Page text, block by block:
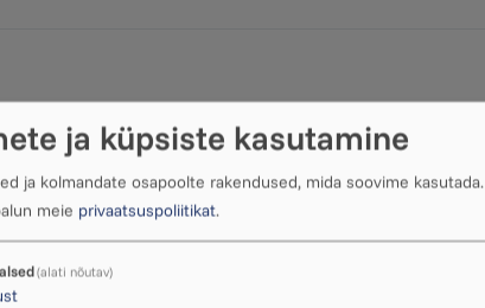
ja küpsiste kasutamine
ja kolmandate osapoolte rakendused, mida soovime kasutada.
meie privaatsuspoliitikat.
(alati nõutav)